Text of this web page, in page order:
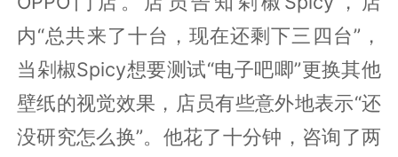
内“总共来了十台，现在还剩下三四台”，
当剁椒Spicy想要测试“电子吧唧”更换其他
壁纸的视觉效果，店员有些意外地表示“还
没研究怎么换”。他花了十分钟，咨询了两